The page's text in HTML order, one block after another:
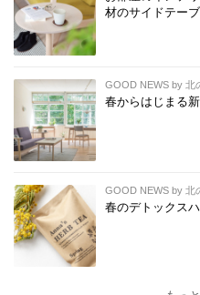
材のサイドテー
GOOD NEWS by 北
春からはじまる
GOOD NEWS by 北
春のデトックス